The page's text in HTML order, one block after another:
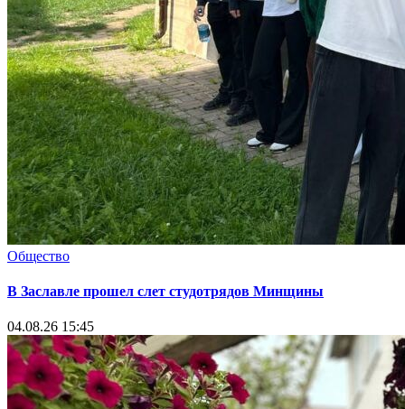
Общество
В Заславле прошел слет студотрядов Минщины
04.08.26 15:45